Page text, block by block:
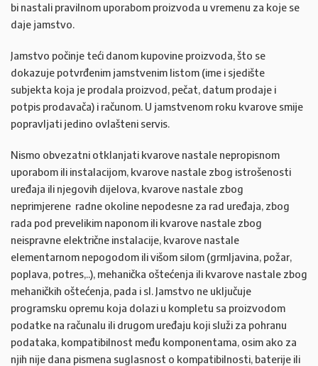
bi nastali pravilnom uporabom proizvoda u vremenu za koje se
daje jamstvo.
Jamstvo počinje teći danom kupovine proizvoda, što se
dokazuje potvrđenim jamstvenim listom (ime i sjedište
subjekta koja je prodala proizvod, pečat, datum prodaje i
potpis prodavača) i računom. U jamstvenom roku kvarove smije
popravljati jedino ovlašteni servis.
Nismo obvezatni otklanjati kvarove nastale nepropisnom
uporabom ili instalacijom, kvarove nastale zbog istrošenosti
uređaja ili njegovih dijelova, kvarove nastale zbog
neprimjerene radne okoline nepodesne za rad uređaja, zbog
rada pod prevelikim naponom ili kvarove nastale zbog
neispravne električne instalacije, kvarove nastale
elementarnom nepogodom ili višom silom (grmljavina, požar,
poplava, potres,..), mehanička oštećenja ili kvarove nastale zbog
mehaničkih oštećenja, pada i sl. Jamstvo ne uključuje
programsku opremu koja dolazi u kompletu sa proizvodom
podatke na računalu ili drugom uređaju koji služi za pohranu
podataka, kompatibilnost među komponentama, osim ako za
njih nije dana pismena suglasnost o kompatibilnosti, baterije ili